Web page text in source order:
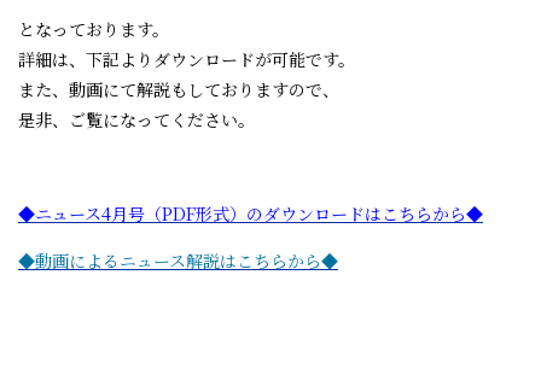
となっております。
詳細は、下記よりダウンロードが可能です。
また、動画にて解説もしておりますので、
是非、ご覧になってください。
◆ニュース4月号（PDF形式）のダウンロードはこちらから◆
◆動画によるニュース解説はこちらから◆